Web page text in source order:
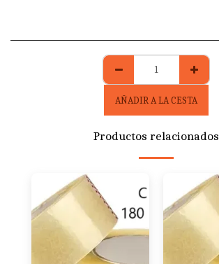
AÑADIR A LA CESTA
Productos relacionados